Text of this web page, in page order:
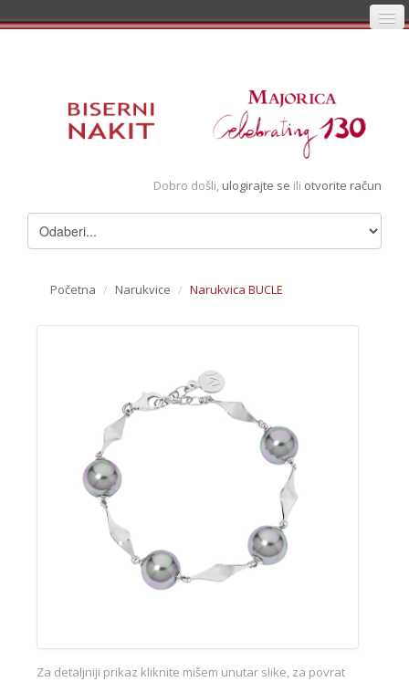
Registracija
Pregledani artikli
Dobro došli, ulogirajte se ili otvorite račun
Početna / Narukvice / Narukvica BUCLE
Za detaljniji prikaz kliknite mišem unutar slike, za povrat